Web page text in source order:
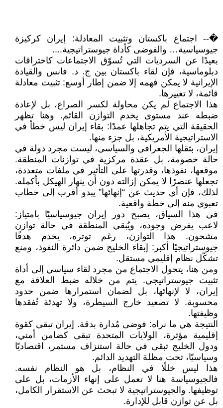
�-- اجتماع باكستان وتثبيت المعادلة: إيران كركيزة
جيوسياسية… والفوضى كأداة جيوستراتيجية....
بعيدًا عن السرديات التي تُسوّق الاجتماعات كاختراقات
دبلوماسية، فإن لقاء باكستان بين ج. د. فانس والقيادة
الإيرانية لا يمكن فهمه إلا ضمن إطار أوسع: تثبيت معادلة
قائمة، لا تغييرها.
هذا الاجتماع لم يكن محاولة لكسر الصراع، بل لإعادة
ضبطه عند مستوى يخدم التوازن القائم. وهنا تظهر
الحقيقة التي يتم تجاهلها عمدًا: بقاء إيران ليس خطأ في
الاستراتيجية الأمريكية، بل جزء منها.
إيران، بثقلها الجغرافي والسياسي، ليست مجرد دولة في
حالة خصومة، بل عقدة مركزية في توازنات المنطقة.
موقعها، نفوذها، وقدرتها على التأثير في ملفات متعددة،
تجعلها عنصرًا لا يمكن إزالته دون أن ينهار الهيكل بأكمله.
لذلك، فإن أي حديث عن “إنهائها” يبدو أقرب إلى خطاب
تعبوي منه إلى خطة واقعية.
في هذا السياق، يصبح دور إيران جيوسياسيًا بامتياز:
لاعب يفرض وجوده، ويُبقي المنطقة في حالة توازن
مشحون. هذا التوازن، رغم توتره، يخدم هدفًا
جيوستراتيجيًا أكبر: إبقاء الخليج ضمن دائرة النفوذ، ومنع
تشكّل نظام إقليمي مستقل.
ومن هنا، يتحول الاجتماع من مجرد لقاء سياسي إلى أداة
تثبيت جيوستراتيجي. يتم من خلاله ضبط العلاقة مع
إيران، لا لإنهائها، بل لضمان استمرارها ضمن حدود
محسوبة. لا تصعيد خارج السيطرة، ولا تهدئة تُفقدها
وظيفتها.
النتيجة هي ما نراه: فوضى مُدارة بدقة. إيران تبقى كقوة
إقليمية مؤثرة، الولايات المتحدة تبقى كضامن أمني،
ودول الخليج تبقى في حالة استنزاف مستمر، اقتصاديًا
وسياسيًا، تحت مظلة التهديد الدائم.
هذا ليس خللًا في النظام، بل هو النظام نفسه.
فالجيوسياسة هنا لا تعمل على إنهاء الأزمات، بل على
توظيفها. والجيوستراتيجية لا تبحث عن الاستقرار الكامل،
بل عن توازن قابل للإدارة.